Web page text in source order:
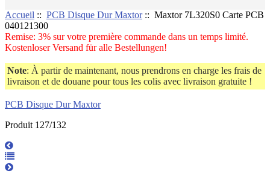
Accueil :: PCB Disque Dur Maxtor:: Maxtor 7L320S0 Carte PCB
040121300
Remise: 3% sur votre première commande dans un temps limité.
Kostenloser Versand für alle Bestellungen!
Note: À partir de maintenant, nous prendrons en charge les frais de
livraison et de douane pour tous les colis avec livraison gratuite !
PCB Disque Dur Maxtor
Produit 127/132